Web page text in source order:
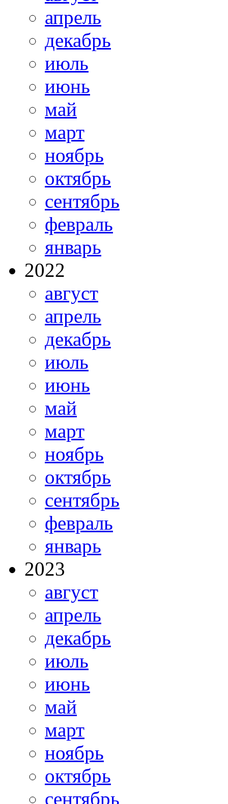
апрель
декабрь
июль
июнь
май
март
ноябрь
октябрь
сентябрь
февраль
январь
2022
август
апрель
декабрь
июль
июнь
май
март
ноябрь
октябрь
сентябрь
февраль
январь
2023
август
апрель
декабрь
июль
июнь
май
март
ноябрь
октябрь
сентябрь